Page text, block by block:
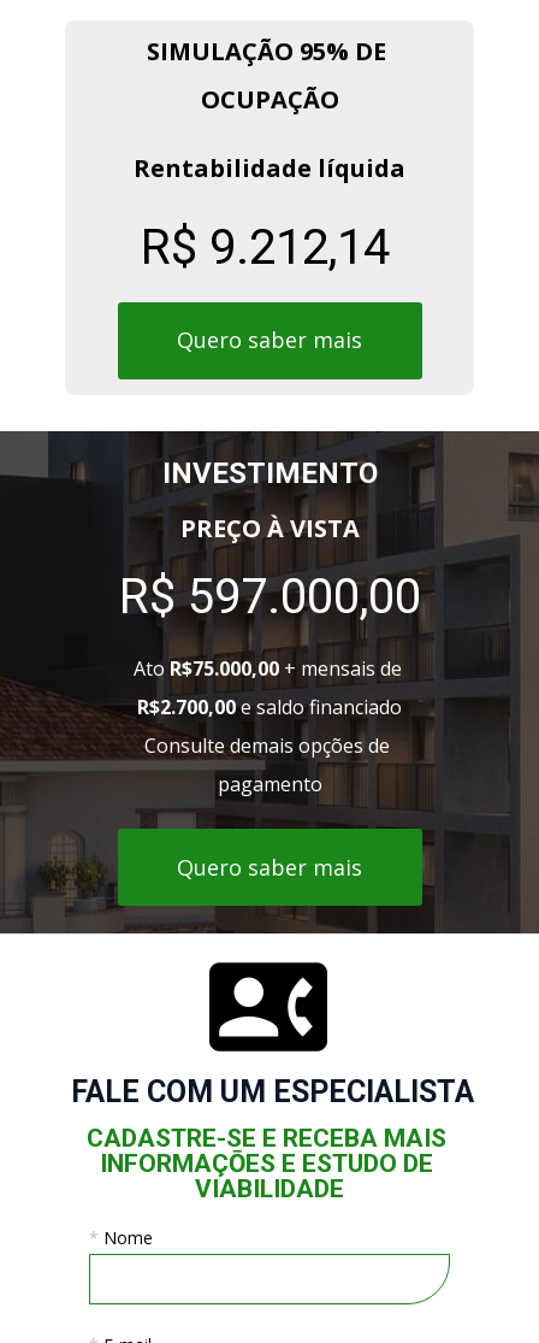
SIMULAÇÃO 95% DE
OCUPAÇÃO
Rentabilidade líquida
R$ 9.212,14
Quero saber mais
INVESTIMENTO
PREÇO À VISTA
R$ 597.000,00
Ato R$75.000,00
R$2.700,00 e saldo financiado
Consulte demais opções de
pagamento
Quero saber mais
* Nome
FALE COM UM ESPECIALISTA
CADASTRE-SE E RECEBA MAIS
INFORMAÇŌES E ESTUDO DE
VIABILIDADE